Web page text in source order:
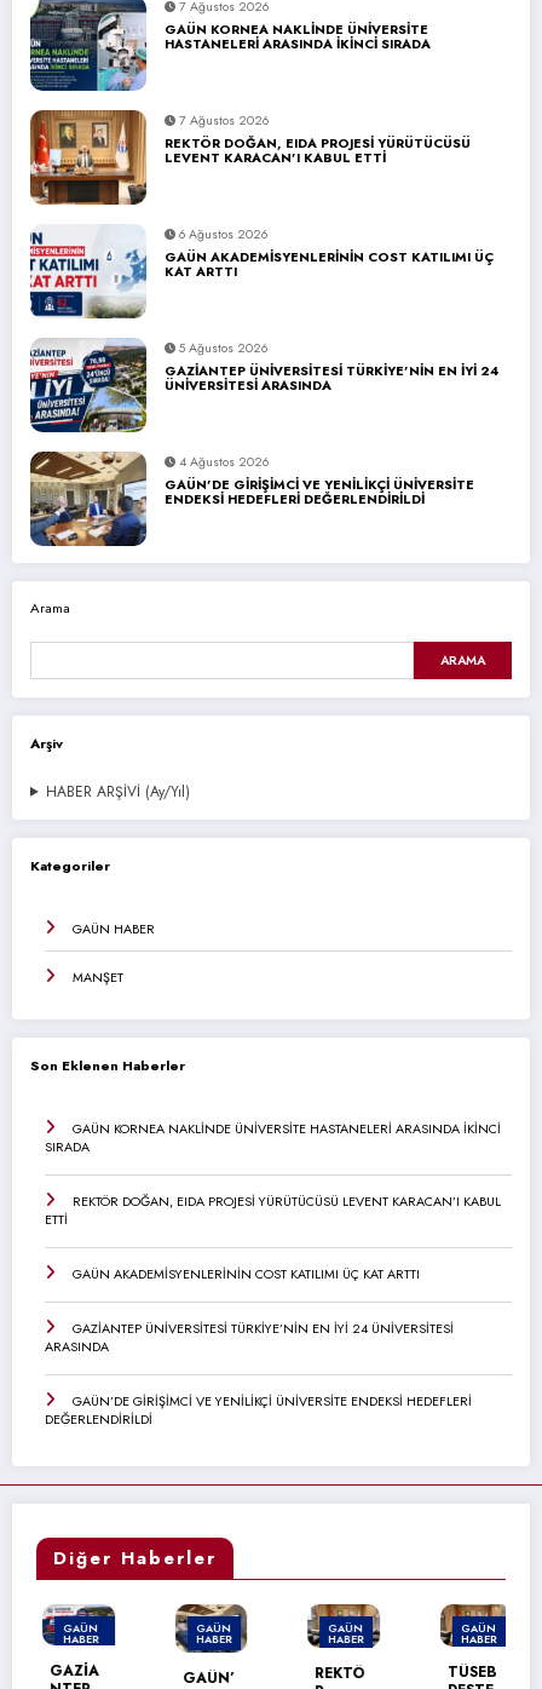
7 Ağustos 2026
GAÜN KORNEA NAKLİNDE ÜNİVERSİTE
HASTANELERİ ARASINDA İKİNCİ SIRADA
7 Ağustos 2026
REKTÖR DOĞAN, EIDA PROJESİ YÜRÜTÜCÜSÜ
LEVENT KARACAN’I KABUL ETTİ
6 Ağustos 2026
GAÜN AKADEMİSYENLERİNİN COST KATILIMI ÜÇ
KAT ARTTI
5 Ağustos 2026
GAZİANTEP ÜNİVERSİTESİ TÜRKİYE’NİN EN İYİ 24
ÜNİVERSİTESİ ARASINDA
4 Ağustos 2026
GAÜN’DE GİRİŞİMCİ VE YENİLİKÇİ ÜNİVERSİTE
ENDEKSİ HEDEFLERİ DEĞERLENDİRİLDİ
Arama
ARAMA
Arşiv
HABER ARŞİVİ (Ay/Yıl)
Kategoriler
GAÜN HABER
MANŞET
Son Eklenen Haberler
GAÜN KORNEA NAKLİNDE ÜNİVERSİTE HASTANELERİ ARASINDA İKİNCİ
SIRADA
REKTÖR DOĞAN, EIDA PROJESİ YÜRÜTÜCÜSÜ LEVENT KARACAN’I KABUL
ETTİ
GAÜN AKADEMİSYENLERİNİN COST KATILIMI ÜÇ KAT ARTTI
GAZİANTEP ÜNİVERSİTESİ TÜRKİYE’NİN EN İYİ 24 ÜNİVERSİTESİ
ARASINDA
GAÜN’DE GİRİŞİMCİ VE YENİLİKÇİ ÜNİVERSİTE ENDEKSİ HEDEFLERİ
DEĞERLENDİRİLDİ
Diğer Haberler
GAÜN
HABER
MANŞET
GAZİA
GAÜN
HABER
GAÜN’
GAÜN
HABER
REKTÖ
GAÜN
HABER
TÜSEB